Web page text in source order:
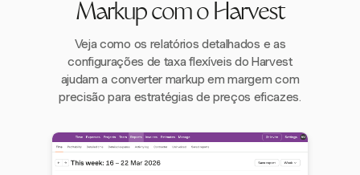
Markup com o Harvest
Veja como os relatórios detalhados e as
configurações de taxa flexíveis do Harvest
ajudam a converter markup em margem com
precisão para estratégias de preços eficazes.